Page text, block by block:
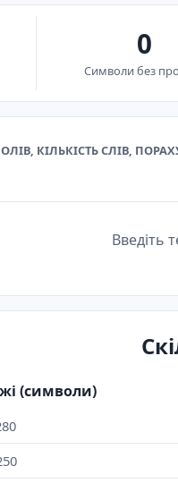
0
Символи без
КІЛЬКІСТЬ СЛІВ,
Введіть
(символи)